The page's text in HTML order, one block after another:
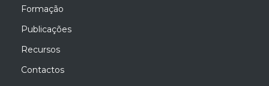
Formação
Publicações
Recursos
Contactos